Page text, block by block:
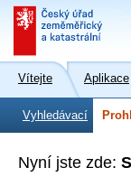
Vítejte Aplikace
Vyhledávací
Nyní jste zde: